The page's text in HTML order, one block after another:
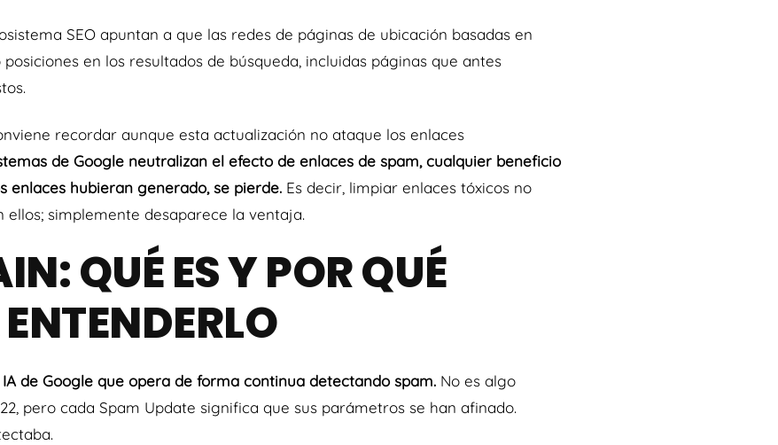
SEO apuntan a que las redes de páginas de ubicación basadas en
en los resultados de búsqueda, incluidas páginas que antes
recordar aunque esta actualización no ataque los enlaces
de Google neutralizan el efecto de enlaces de spam, cualquier beneficio
enlaces hubieran generado, se pierde. Es decir, limpiar enlaces tóxicos no
ellos; simplemente desaparece la ventaja.
QUÉ ES Y POR QUÉ
de Google que opera de forma continua detectando spam. No es algo
pero cada Spam Update significa que sus parámetros se han afinado.